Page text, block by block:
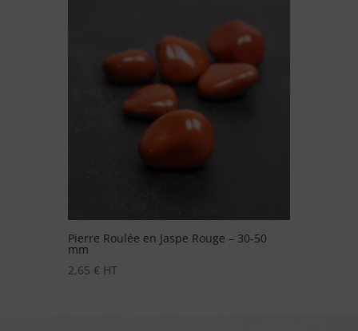
Pierre Roulée en Jaspe Rouge – 30-50
mm
2,65 € HT